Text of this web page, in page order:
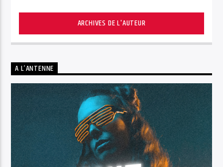
ARCHIVES DE L'AUTEUR
A L’ANTENNE